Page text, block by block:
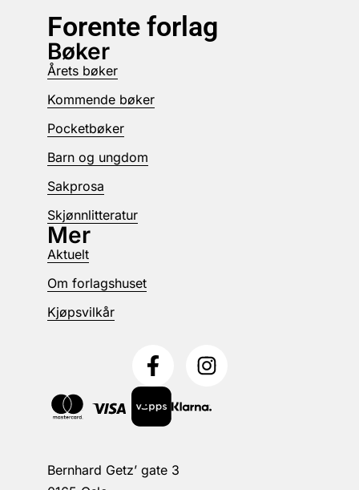
Forente forlag
Bernhard Getz’ gate 3
Bøker
Årets bøker
Kommende bøker
Pocketbøker
Barn og ungdom
Sakprosa
Skjønnlitteratur
Mer
Aktuelt
Om forlagshuset
Kjøpsvilkår